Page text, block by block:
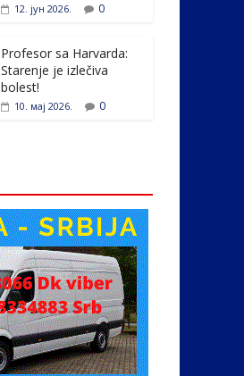
12. јун 2026. 0
Profesor sa Harvarda:
Starenje je izlečiva
bolest!
10. мај 2026. 0